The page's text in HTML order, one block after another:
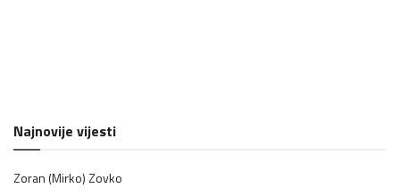
Najnovije vijesti
Zoran (Mirko) Zovko